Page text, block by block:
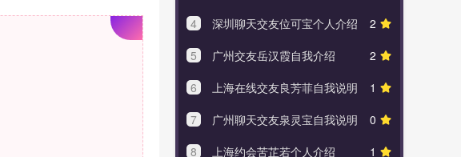
2
4
深圳聊天交友位可宝个人介绍
2
5
广州交友岳汉霞自我介绍
1
6
上海在线交友良芳菲自我说明
0
7
广州聊天交友泉灵宝自我说明
1
8
上海约会苦芷若个人介绍